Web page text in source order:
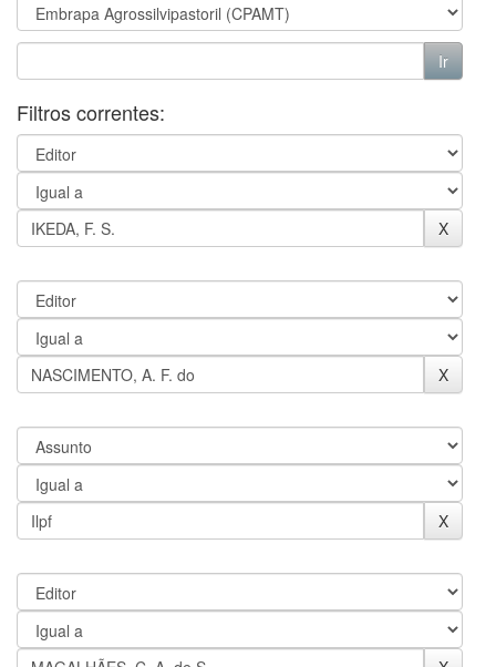
Filtros correntes: